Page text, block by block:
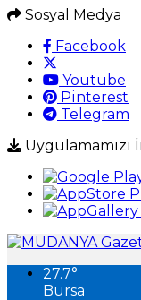
Sosyal Medya
Facebook
Youtube
Pinterest
Telegram
Uygulamamızı
27.7°
Bursa